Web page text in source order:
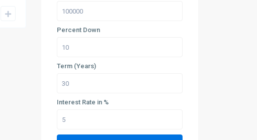
Percent Down
Term (Years)
Interest Rate in %